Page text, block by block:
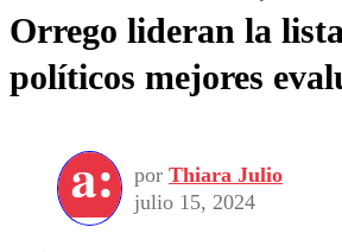
Orrego lideran la
políticos mejores
por Thiara Julio
julio 15, 2024